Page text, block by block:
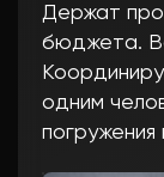
Держат
бюджета.
одним
погружения